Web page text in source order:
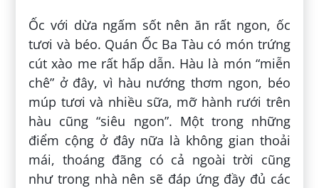
Ốc với dừa ngấm sốt nên ăn rất ngon, ốc
tươi và béo. Quán Ốc Ba Tàu có món trứng
cút xào me rất hấp dẫn. Hàu là món “miễn
chê” ở đây, vì hàu nướng thơm ngon, béo
múp tươi và nhiều sữa, mỡ hành rưới trên
hàu cũng “siêu ngon”. Một trong những
điểm cộng ở đây nữa là không gian thoải
mái, thoáng đãng có cả ngoài trời cũng
như trong nhà nên sẽ đáp ứng đầy đủ các